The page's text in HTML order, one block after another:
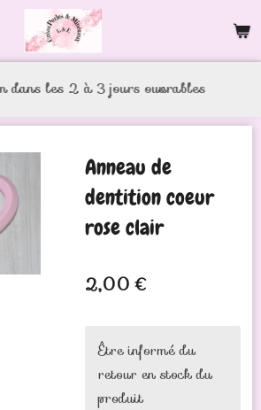
dans les 2 à 3 jours ouvrables
Anneau de
dentition coeur
rose clair
2,00 €
Être informé du
retour en stock du
produit